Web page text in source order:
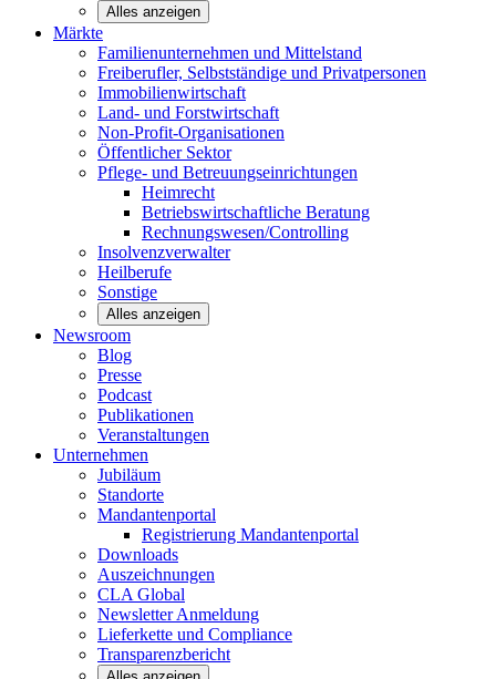
Alles anzeigen
Märkte
Familienunternehmen und Mittelstand
Freiberufler, Selbstständige und Privatpersonen
Immobilienwirtschaft
Land- und Forstwirtschaft
Non-Profit-Organisationen
Öffentlicher Sektor
Pflege- und Betreuungseinrichtungen
Heimrecht
Betriebswirtschaftliche Beratung
Rechnungswesen/Controlling
Insolvenzverwalter
Heilberufe
Sonstige
Alles anzeigen
Newsroom
Blog
Presse
Podcast
Publikationen
Veranstaltungen
Unternehmen
Jubiläum
Standorte
Mandantenportal
Registrierung Mandantenportal
Downloads
Auszeichnungen
CLA Global
NewsletterAnmeldung
Lieferkette und Compliance
Transparenzbericht